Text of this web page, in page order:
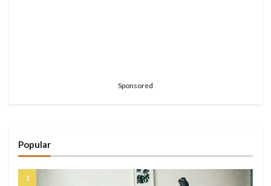
Sponsored
Popular